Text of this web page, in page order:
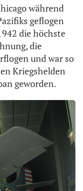
während
geflogen
die höchste
die
und war so
Kriegshelden
geworden.